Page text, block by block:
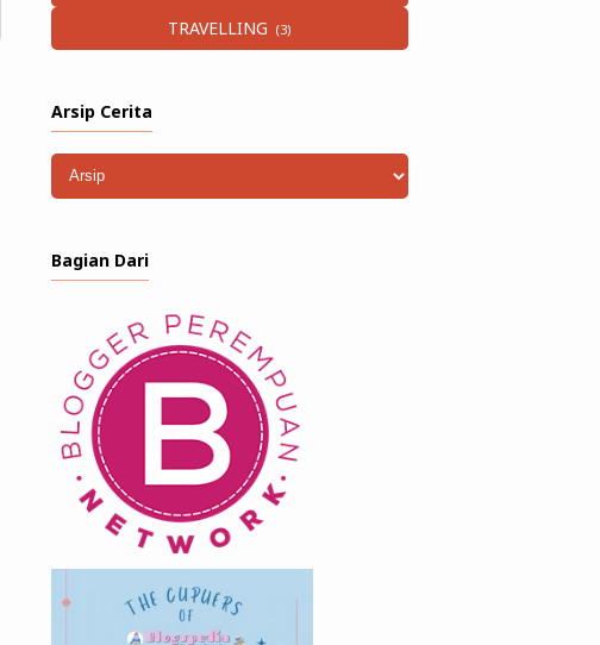
TRAVELLING
Arsip Cerita
Bagian Dari